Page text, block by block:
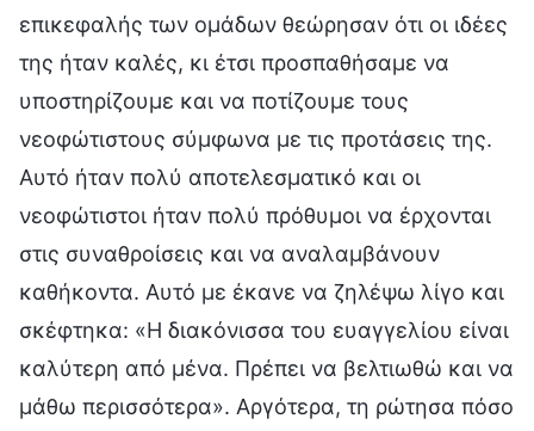
επικεφαλής των ομάδων θεώρησαν ότι οι ιδέες
της ήταν καλές, κι έτσι προσπαθήσαμε να
υποστηρίζουμε και να ποτίζουμε τους
νεοφώτιστους σύμφωνα με τις προτάσεις της.
Αυτό ήταν πολύ αποτελεσματικό και οι
νεοφώτιστοι ήταν πολύ πρόθυμοι να έρχονται
στις συναθροίσεις και να αναλαμβάνουν
καθήκοντα. Αυτό με έκανε να ζηλέψω λίγο και
σκέφτηκα: «Η διακόνισσα του ευαγγελίου είναι
καλύτερη από μένα. Πρέπει να βελτιωθώ και να
μάθω περισσότερα». Αργότερα, τη ρώτησα πόσο